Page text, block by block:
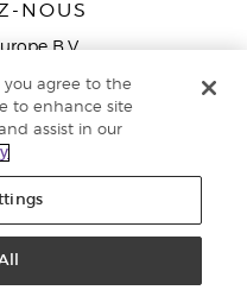
NOUS
B.V.
de la marque
you agree to the
to enhance site
assist in our